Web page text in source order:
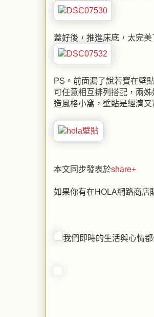
蓋好後，推進床底，太完美
PS。前面漏了說若寶在壁
可任意相互排列搭配，兩
造風格小窩，壁貼是經濟又
本文同步發表於share+
如果你有在HOLA網路商店
我們即時的生活與心情